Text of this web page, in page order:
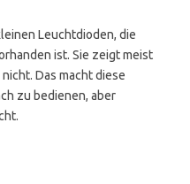
Leuchtdioden, die
ist. Sie zeigt meist
Das macht diese
zu bedienen, aber